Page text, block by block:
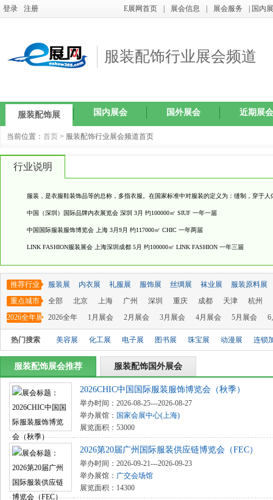
登录 注册 E展网首页 展会信息 展会服务 | 国内
服装配饰行业展会频道
服装配饰展 国内展会 国外展会 近期展会
当前位置： 首页 > 服装配饰行业展会频道首页
行业说明
服装，是衣服鞋装饰品等的总称，多指衣服。在国家标准中对服装的定义为：缝制，穿于
中国（深圳）国际品牌内衣展览会 深圳 3月 约100000㎡ SIUF 一年一届
中国国际服装服饰博览会 上海 3月9月 约117000㎡ CHIC 一年两届
LINK FASHION服装展会 上海深圳成都 5月 约100000㎡ LINK FASHION 一年三届
推荐行业 服装展 内衣展 礼服展 服饰展 丝绸展 袜业展
服装原料展
重点城市
全部 北京 上海 广州 深圳 重庆 成都 天津
杭州
2026全年展
会
2026全年 1月展会 2月展会 3月展会 4月展会 5月展会 6
热门搜索 美容展 化工展 电子展 图书展 珠宝展 动漫展 连锁
服装配饰展会推荐 服装配饰国外展会
2026CHIC中国国际服装服饰博览会（秋季）
举办时间：2026-08-25---2026-08-27
举办展馆： 国家会展中心(上海)
展览面积：53000
2026第20届广州国际服装供应链博览会（FEC）
举办时间：2026-09-21---2026-09-23
举办展馆： 广交会场馆
展览面积：14300